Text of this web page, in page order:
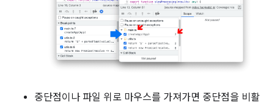
중단점이나 파일 위로 마우스를 가져가면 중단점을 비활